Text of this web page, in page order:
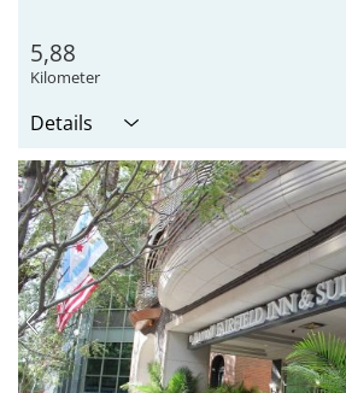
5,88
Kilometer
Details